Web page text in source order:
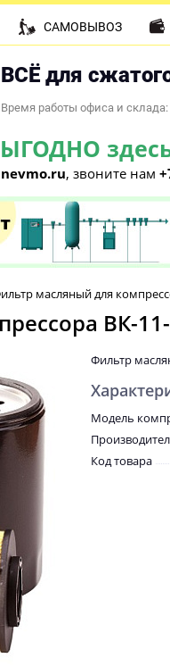
ВСЁ для
Время работы офиса и
, звоните нам
САМОВЫВОЗ
масляный для
ВК-
Фильтр
Модель
Код товара